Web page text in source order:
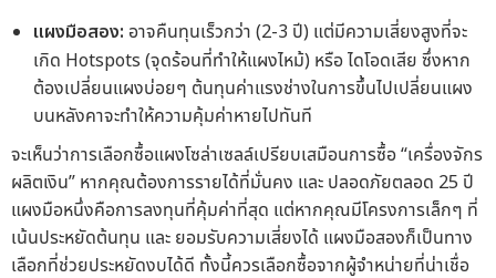
แผงมือสอง: อาจคืนทุนเร็วกว่า (2-3 ปี) แต่มีความเสี่ยงสูงที่จะ
เกิด Hotspots (จุดร้อนที่ทำให้แผงไหม้) หรือ ไดโอดเสีย ซึ่งหาก
ต้องเปลี่ยนแผงบ่อยๆ ต้นทุนค่าแรงช่างในการขึ้นไปเปลี่ยนแผง
บนหลังคาจะทำให้ความคุ้มค่าหายไปทันที
จะเห็นว่าการเลือกซื้อแผงโซล่าเซลล์เปรียบเสมือนการซื้อ “เครื่องจักร
ผลิตเงิน” หากคุณต้องการรายได้ที่มั่นคง และ ปลอดภัยตลอด 25 ปี
แผงมือหนึ่งคือการลงทุนที่คุ้มค่าที่สุด แต่หากคุณมีโครงการเล็กๆ ที่
เน้นประหยัดต้นทุน และ ยอมรับความเสี่ยงได้ แผงมือสองก็เป็นทาง
เลือกที่ช่วยประหยัดงบได้ดี ทั้งนี้ควรเลือกซื้อจากผู้จำหน่ายที่น่าเชื่อ